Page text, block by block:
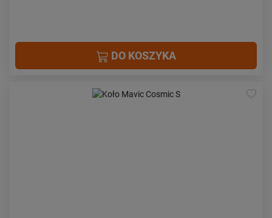
DO KOSZYKA